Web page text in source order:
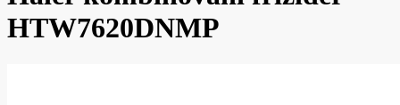
HTW7620DNMP